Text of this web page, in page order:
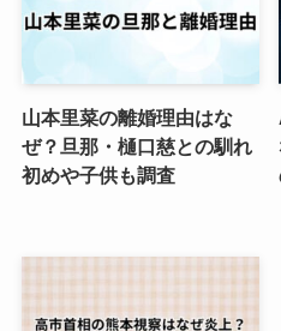
山本里菜の離婚理由はな
ぜ？旦那・樋口慈との馴れ
初めや子供も調査